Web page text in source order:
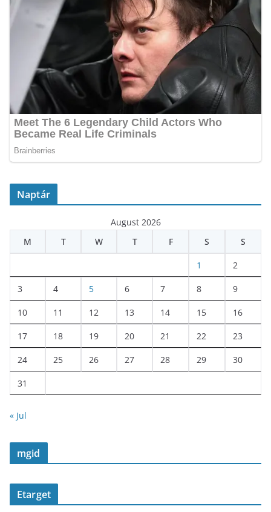
Naptár
August 2026
M
T W T F S S
1 2
3 4 5 6 7 8 9
10 11 12 13 14 15 16
17 18 19 20 21 22 23
24 25 26 27 28 29 30
31
« Jul
mgid
Etarget